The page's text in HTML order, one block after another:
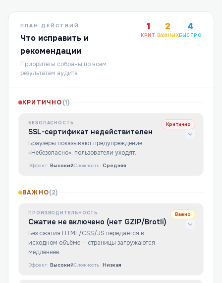
ПЛАН ДЕЙСТВИЙ
Что исправить и
рекомендации
Приоритеты собраны по всем
результатам аудита
1
КРИТ.
2
ВАЖНЫХ
4
БЫСТРО
КРИТИЧНО(1)
БЕЗОПАСНОСТЬ
SSL-сертификат недействителен
Браузеры показывают предупреждение
«Небезопасно», пользователи уходят.
Критично
Эффект: ВысокийСложность: Средняя
ВАЖНО(2)
ПРОИЗВОДИТЕЛЬНОСТЬ
Сжатие не включено (нет GZIP/Brotli)
Без сжатия HTML/CSS/JS передаётся в
исходном объёме — страницы загружаются
медленнее.
Важно
Эффект: ВысокийСложность: Низкая